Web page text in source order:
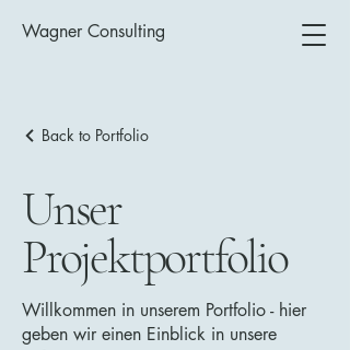
Wagner Consulting
Back to Portfolio
Unser
Projektportfolio
Willkommen in unserem Portfolio - hier
geben wir einen Einblick in unsere